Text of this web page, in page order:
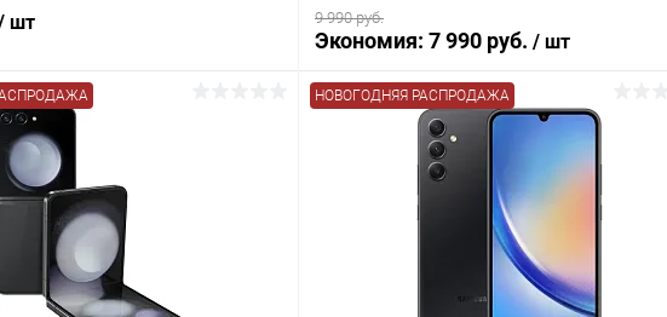
шт
В корзину
9 990 руб.
Экономия: 7 990 руб. / шт
В корзину
К сравнению
НОВОГОДНЯЯ РАСПРОДАЖА